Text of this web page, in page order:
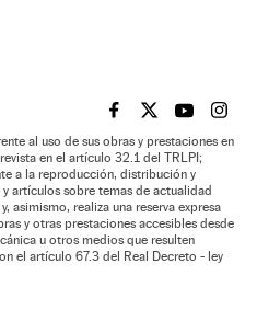
EL PAÍS BRASIL EN
EL PAÍSEL PAÍS
EL
al uso de sus obras y prestaciones en
en el artículo 32.1 del TRLPI;
a la reproducción, distribución y
artículos sobre temas de actualidad
asimismo, realiza una reserva expresa
y otras prestaciones accesibles desde
u otros medios que resulten
el artículo 67.3 del Real Decreto - ley